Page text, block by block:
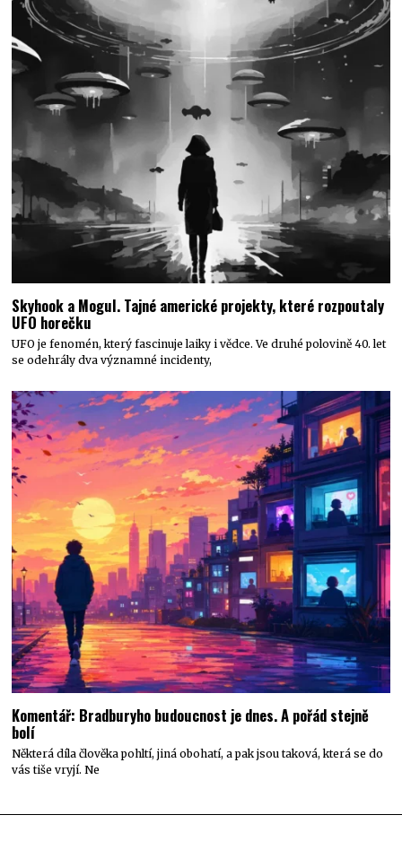
Skyhook a Mogul. Tajné americké projekty, které rozpoutaly
UFO horečku
UFO je fenomén, který fascinuje laiky i vědce. Ve druhé polovině 40. let
se odehrály dva významné incidenty,
Komentář: Bradburyho budoucnost je dnes. A pořád stejně
bolí
Některá díla člověka pohltí, jiná obohatí, a pak jsou taková, která se do
vás tiše vryjí. Ne